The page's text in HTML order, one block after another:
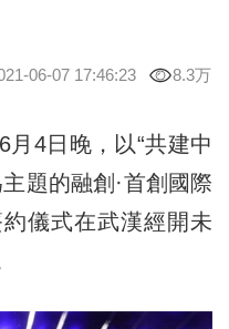
06-07 17:46:23 8.3万
4日晚，以“共建中
題的融創·首創國際
儀式在武漢經開未